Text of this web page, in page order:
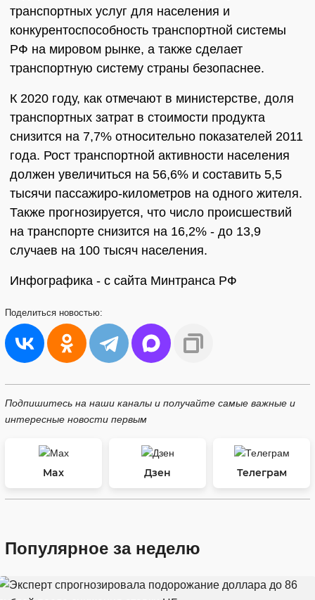
транспортных услуг для населения и
конкурентоспособность транспортной системы
РФ на мировом рынке, а также сделает
транспортную систему страны безопаснее.
К 2020 году, как отмечают в министерстве, доля
транспортных затрат в стоимости продукта
снизится на 7,7% относительно показателей 2011
года. Рост транспортной активности населения
должен увеличиться на 56,6% и составить 5,5
тысячи пассажиро-километров на одного жителя.
Также прогнозируется, что число происшествий
на транспорте снизится на 16,2% - до 13,9
случаев на 100 тысяч населения.
Инфографика - с сайта Минтранса РФ
Поделиться новостью:
Подпишитесь на наши каналы и получайте самые важные и
интересные новости первым
Max Дзен Телеграм
Популярное за неделю